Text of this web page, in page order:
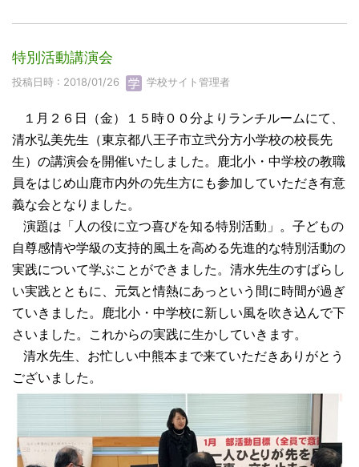
特別活動講演会
投稿日時 : 2018/01/26 学校サイト管理者
１月２６日（金）１５時００分よりランチルームにて、
清水弘美先生（東京都八王子市立弐分方小学校の校長先
生）の講演会を開催いたしました。鹿北小・中学校の教職
員をはじめ山鹿市内外の先生方にも参加していただき有意
義な会となりました。
演題は「人の役に立つ喜びを知る特別活動」。子どもの
自尊感情や学級の支持的風土を高める先進的な特別活動の
実践について学ぶことができました。清水先生のすばらし
い実践とともに、元気と情熱にあっという間に時間が過ぎ
ていきました。鹿北小・中学校に新しい風を吹き込んで下
さいました。これからの実践に生かしていきます。
清水先生、お忙しい中熊本まで来ていただきありがとう
ございました。